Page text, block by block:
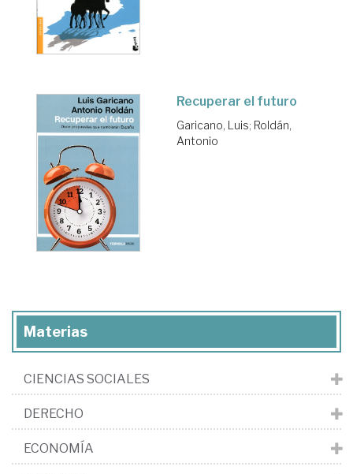
Recuperar el futuro
Garicano, Luis; Roldán,
Antonio
Materias
CIENCIAS SOCIALES
DERECHO
ECONOMÍA